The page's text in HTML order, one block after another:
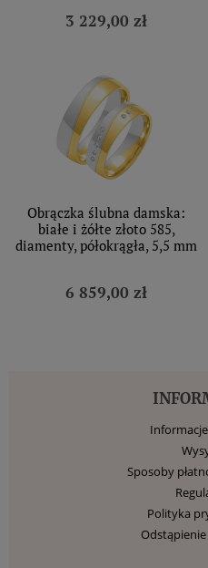
3 229,00 zł
Obrączka ślubna damska:
białe i żółte złoto 585,
diamenty, półokrągła, 5,5 mm
6 859,00 zł
Sposoby
Polityka